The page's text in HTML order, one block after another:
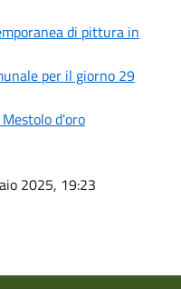
di pittura in
per il giorno 29
d'oro
2025, 19:23